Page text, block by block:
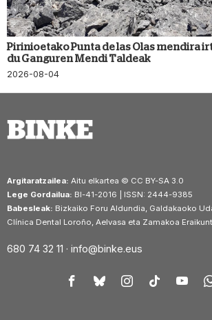
Pirinioetako Punta de las Olas mendira
du Ganguren Mendi Taldeak
2026-08-04
Argitaratzailea: Aitu elkartea © CC BY-SA 3.0
Lege Gordailua: BI-41-2016 | ISSN: 2444-9385
Babesleak: Bizkaiko Foru Aldundia, Galdakaoko
Clínica Dental Loroño, Aelvasa eta Zamakoa
680 74 32 11 · info@binke.eus